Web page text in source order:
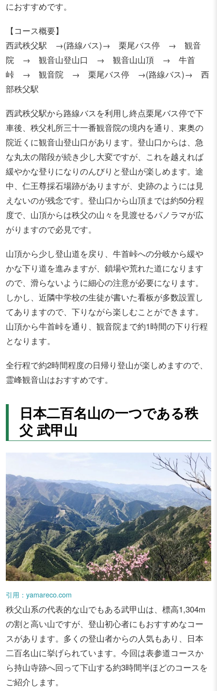
におすすめです。
【コース概要】
西武秩父駅 →(路線バス)→ 栗尾バス停 → 観音
院 → 観音山登山口 → 観音山山頂 → 牛首
峠 → 観音院 → 栗尾バス停 →(路線バス)→ 西
部秩父駅
西武秩父駅から路線バスを利用し終点栗尾バス停で下
車後、秩父札所三十一番観音院の境内を通り、東奥の
院近くに観音山登山口があります。登山口からは、急
な丸太の階段が続き少し大変ですが、これを越えれば
緩やかな登りになりのんびりと登山が楽しめます。途
中、仁王尊採石場跡がありますが、史跡のようには見
えないのが残念です。登山口から山頂までは約50分程
度で、山頂からは秩父の山々を見渡せるパノラマが広
がりますので必見です。
山頂から少し登山道を戻り、牛首峠への分岐から緩や
かな下り道を進みますが、鎖場や荒れた道になります
ので、滑らないように細心の注意が必要になります。
しかし、近隣中学校の生徒が書いた看板が多数設置し
てありますので、下りながら楽しむことができます。
山頂から牛首峠を通り、観音院まで約1時間の下り行程
となります。
全行程で約2時間程度の日帰り登山が楽しめますので、
霊峰観音山はおすすめです。
日本二百名山の一つである秩
父 武甲山
引用：yamareco.com
秩父山系の代表的な山でもある武甲山は、標高1,304m
の割と高い山ですが、登山初心者にもおすすめなコー
スがあります。多くの登山者からの人気もあり、日本
二百名山に挙げられています。今回は表参道コースか
ら持山寺跡へ回って下山する約3時間半ほどのコースを
ご紹介します。